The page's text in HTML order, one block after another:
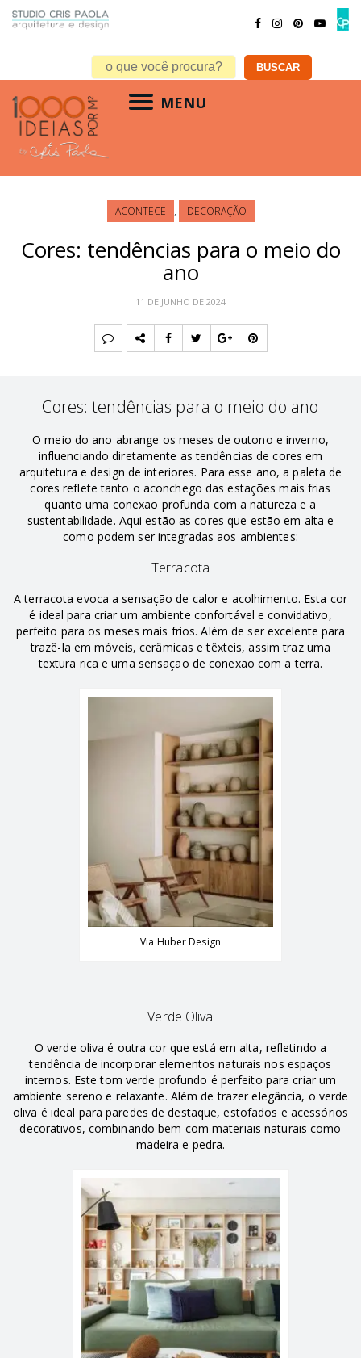
MENU
ACONTECE , DECORAÇÃO
Cores: tendências para o meio do
ano
11 DE JUNHO DE 2024
Cores: tendências para o meio do ano
O meio do ano abrange os meses de outono e inverno,
influenciando diretamente as tendências de cores em
arquitetura e design de interiores. Para esse ano, a paleta de
cores reflete tanto o aconchego das estações mais frias
quanto uma conexão profunda com a natureza e a
sustentabilidade. Aqui estão as cores que estão em alta e
como podem ser integradas aos ambientes:
Terracota
A terracota evoca a sensação de calor e acolhimento. Esta cor
é ideal para criar um ambiente confortável e convidativo,
perfeito para os meses mais frios. Além de ser excelente para
trazê-la em móveis, cerâmicas e têxteis, assim traz uma
textura rica e uma sensação de conexão com a terra.
Via Huber Design
Verde Oliva
O verde oliva é outra cor que está em alta, refletindo a
tendência de incorporar elementos naturais nos espaços
internos. Este tom verde profundo é perfeito para criar um
ambiente sereno e relaxante. Além de trazer elegância, o verde
oliva é ideal para paredes de destaque, estofados e acessórios
decorativos, combinando bem com materiais naturais como
madeira e pedra.